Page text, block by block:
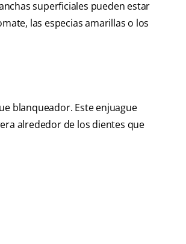
superficiales pueden estar
las especias amarillas o los
blanqueador. Este enjuague
alrededor de los dientes que